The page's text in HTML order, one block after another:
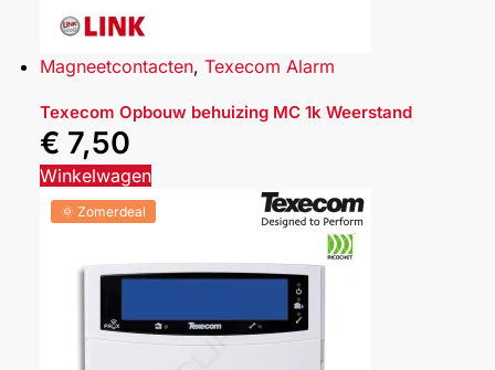
Magneetcontacten, Texecom Alarm
Texecom Opbouw behuizing MC 1k Weerstand
€ 7,50
Winkelwagen
🌞 Zomerdeal